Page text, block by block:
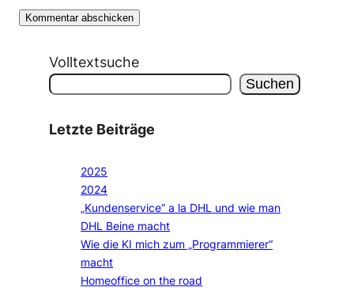
Volltextsuche
Suchen
Letzte Beiträge
2025
2024
„Kundenservice“ a la DHL und wie man
DHL Beine macht
Wie die KI mich zum „Programmierer“
macht
Homeoffice on the road